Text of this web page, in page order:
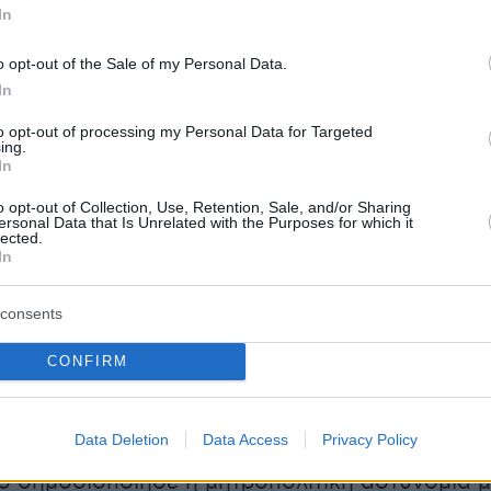
opt-out of the Sale of my Personal Data.
opt-out of processing my Personal Data for Targeted
opt-out of Collection, Use, Retention, Sale, and/or Sharing
Data that Is Unrelated with the Purposes for which it
CONFIRM
Data Deletion Data Access Privacy Policy
ταξί σε δηλώσεις του είπε ότι δεν
στον οποίο κατήγγειλε τη
στο να τον περιγράψει ως έναν «πολύ
άνθρωπο».
δημοσιοποίησε η μητροπολιτική αστυνομία